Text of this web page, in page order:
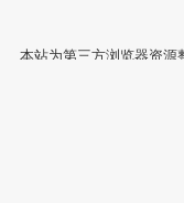
本站为第三方浏览器资源